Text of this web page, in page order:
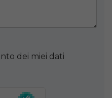
dei miei dati